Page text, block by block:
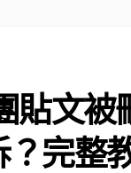
貼文被
？完整